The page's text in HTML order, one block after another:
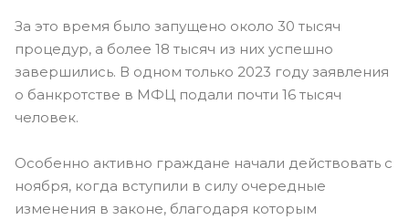
За это время было запущено около 30 тысяч
процедур, а более 18 тысяч из них успешно
завершились. В одном только 2023 году заявления
о банкротстве в МФЦ подали почти 16 тысяч
человек.
Особенно активно граждане начали действовать с
ноября, когда вступили в силу очередные
изменения в законе, благодаря которым